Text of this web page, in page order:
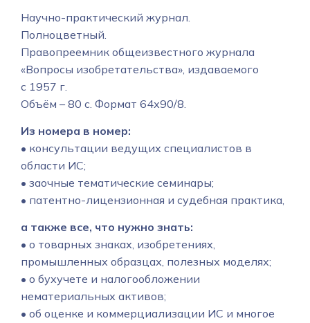
Научно-практический журнал.
Полноцветный.
Правопреемник общеизвестного журнала
«Вопросы изобретательства», издаваемого
с 1957 г.
Объём – 80 с. Формат 64х90/8.
Из номера в номер:
• консультации ведущих специалистов в
области ИС;
• заочные тематические семинары;
• патентно-лицензионная и судебная практика,
а также все, что нужно знать:
• о товарных знаках, изобретениях,
промышленных образцах, полезных моделях;
• о бухучете и налогообложении
нематериальных активов;
• об оценке и коммерциализации ИС и многое